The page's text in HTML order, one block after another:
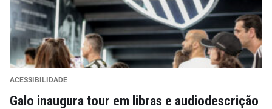
ACESSIBILIDADE
Galo inaugura tour em libras e audiodescrição